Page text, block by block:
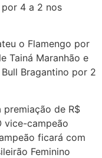
4 a 2 nos
o Flamengo por
Tainá Maranhão e
Bragantino por 2
de R$
vice-campeão
ficará com
Feminino